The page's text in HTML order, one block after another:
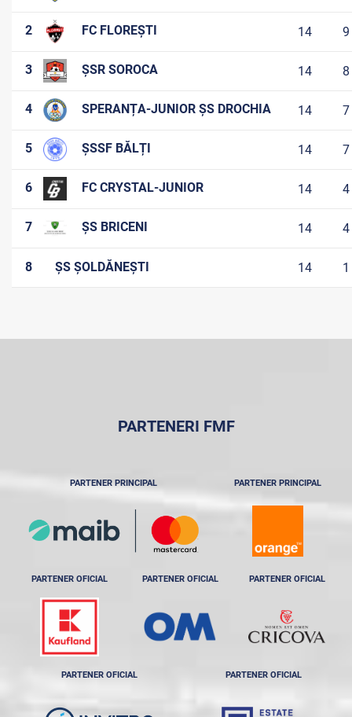
2 FC FLOREȘTI 14 9
3 ȘSR SOROCA 14 8
4 SPERANȚA-JUNIOR ȘS DROCHIA 14 7
5 ȘSSF BĂLȚI 14 7
6 FC CRYSTAL-JUNIOR 14 4
7 ȘS BRICENI 14 4
8 ȘS ȘOLDĂNEȘTI 14 1
PARTENERI FMF
PARTENER PRINCIPAL PARTENER PRINCIPAL
PARTENER OFICIAL PARTENER OFICIAL PARTENER OFICIAL
PARTENER OFICIAL PARTENER OFICIAL